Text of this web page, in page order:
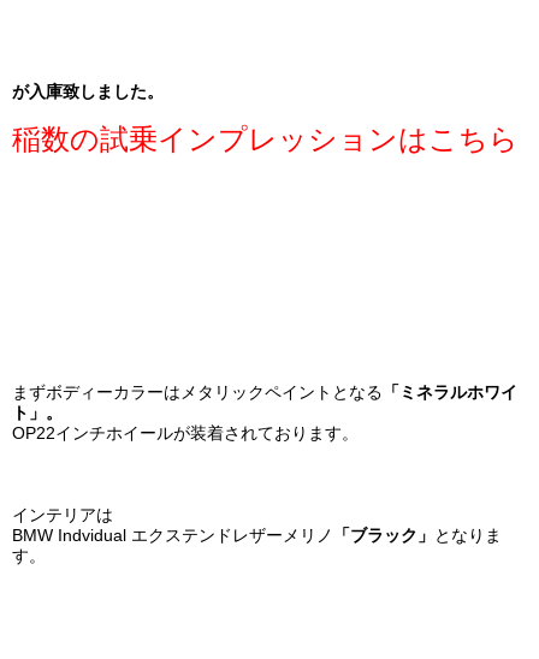
が入庫致しました。
稲数の試乗インプレッションはこちら
まずボディーカラーはメタリックペイントとなる 「ミネラルホワイ
ト」。
OP22インチホイールが装着されております。
インテリアは
BMW Indvidual エクステンドレザーメリノ
「ブラック」 となりま
す。